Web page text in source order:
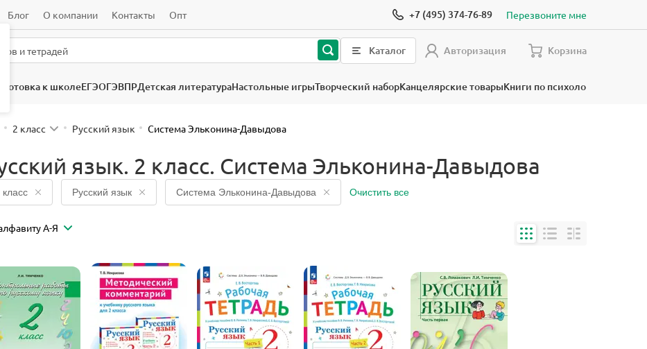
Блог О компании Контакты Опт +7 (495) 374-76-89 Перезвоните мне
Каталог Авторизация Корзина
к школеЕГЭОГЭВПРДетская литератураНастольные игрыТворческий наборКанцелярские товарыКниги по психологии
2 класс Русский язык Система Эльконина-Давыдова
язык. 2 класс. Система Эльконина-Давыдова
класс Русский язык Система Эльконина-Давыдова Очистить все
А-Я